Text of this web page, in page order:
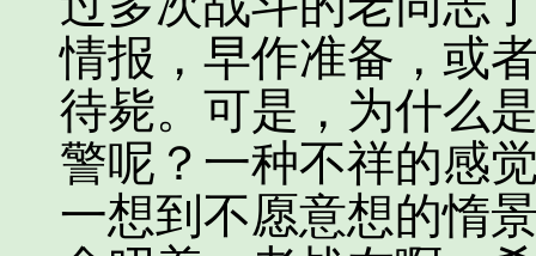
情报，早作准备，或
待毙。可是，为什么
警呢？一种不祥的感
一想到不愿意想的惰